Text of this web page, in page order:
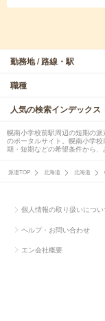
勤務地 / 路線・駅
職種
人気の検索インデックス
幌南小学校前駅周辺の短期の
のポータルサイト。幌南小学
期・短期などの希望条件から、
派遣TOP 北海道 北海道
個人情報の取り扱いについ
ヘルプ・お問い合わせ
エン会社概要